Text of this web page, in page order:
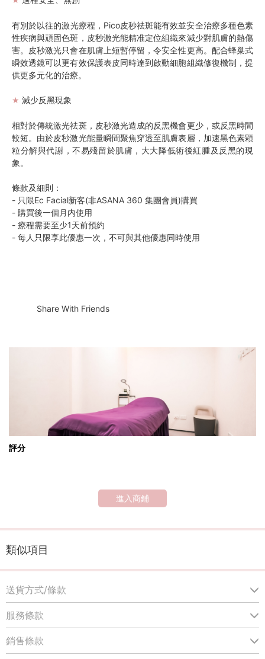
有別於以往的激光療程，Pico皮秒祛斑能有效並安全治療多種色素
性疾病與頑固色斑，皮秒激光能精准定位組織來減少對肌膚的熱傷
害。皮秒激光只會在肌膚上短暫停留，令安全性更高。配合蜂巢式
瞬效透鏡可以更有效保護表皮同時達到啟動細胞組織修復機制，提
供更多元化的治療。
★ 減少反黑現象
相對於傳統激光祛斑，皮秒激光造成的反黑機會更少，或反黑時間
較短。由於皮秒激光能量瞬間聚焦穿透至肌膚表層，加速黑色素顆
粒分解與代謝，不易殘留於肌膚，大大降低術後紅腫及反黑的現
象。
條款及細則：
- 只限Ec Facial新客(非ASANA 360 集團會員)購買
- 購買後一個月内使用
- 療程需要至少1天前預約
- 每人只限享此優惠一次，不可與其他優惠同時使用
Share With Friends
評分
進入商鋪
類似項目
送貨方式/條款
服務條款
銷售條款